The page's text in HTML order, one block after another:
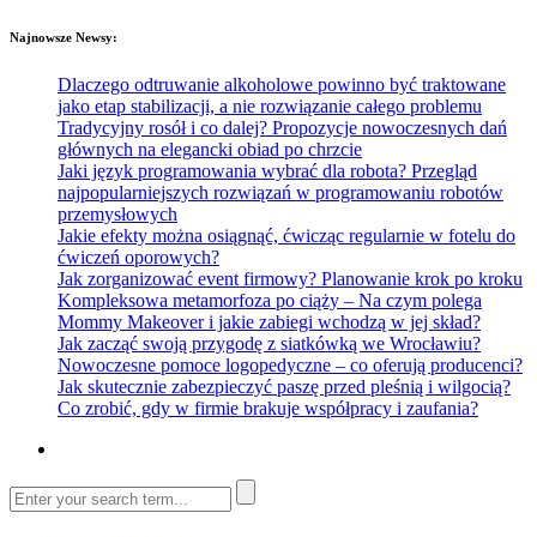
Najnowsze Newsy:
Dlaczego odtruwanie alkoholowe powinno być traktowane
jako etap stabilizacji, a nie rozwiązanie całego problemu
Tradycyjny rosół i co dalej? Propozycje nowoczesnych dań
głównych na elegancki obiad po chrzcie
Jaki język programowania wybrać dla robota? Przegląd
najpopularniejszych rozwiązań w programowaniu robotów
przemysłowych
Jakie efekty można osiągnąć, ćwicząc regularnie w fotelu do
ćwiczeń oporowych?
Jak zorganizować event firmowy? Planowanie krok po kroku
Kompleksowa metamorfoza po ciąży – Na czym polega
Mommy Makeover i jakie zabiegi wchodzą w jej skład?
Jak zacząć swoją przygodę z siatkówką we Wrocławiu?
Nowoczesne pomoce logopedyczne – co oferują producenci?
Jak skutecznie zabezpieczyć paszę przed pleśnią i wilgocią?
Co zrobić, gdy w firmie brakuje współpracy i zaufania?